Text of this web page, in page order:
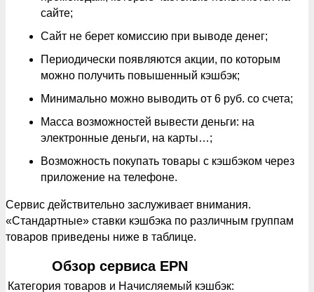
сайте;
Сайт не берет комиссию при выводе денег;
Периодически появляются акции, по которым
можно получить повышенный кэшбэк;
Минимально можно выводить от 6 руб. со счета;
Масса возможностей вывести деньги: на
электронные деньги, на карты…;
Возможность покупать товары с кэшбэком через
приложение на телефоне.
Сервис действительно заслуживает внимания.
«Стандартные» ставки кэшбэка по различным группам
товаров приведены ниже в таблице.
Обзор сервиса EPN
Категория товаров и Начисляемый кэшбэк: